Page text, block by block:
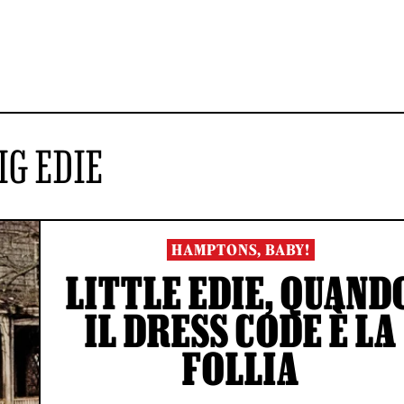
EDIE
HAMPTONS, BABY!
LITTLE EDIE,
IL DRESS CODE È LA
FOLLIA